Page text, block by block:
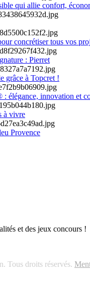
qui allie confort,
concrétiser tous vos
: Pierret
grâce à Topcret !
: élégance, innovation et
à vivre
Provence
et des jeux concours !
Tous droits réservés.